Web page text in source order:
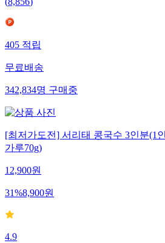
405 적립
무료배송
342,834명 구매중
[최저가도전] 서리태 콩국수 3인분(1
가루70g)
12,900원
31%8,900원
4.9